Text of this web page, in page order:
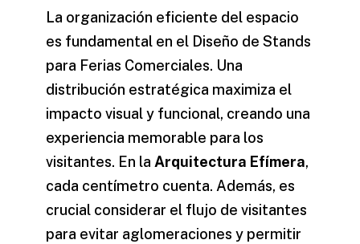
La organización eficiente del espacio
es fundamental en el Diseño de Stands
para Ferias Comerciales. Una
distribución estratégica maximiza el
impacto visual y funcional, creando una
experiencia memorable para los
visitantes. En la Arquitectura Efímera,
cada centímetro cuenta. Además, es
crucial considerar el flujo de visitantes
para evitar aglomeraciones y permitir